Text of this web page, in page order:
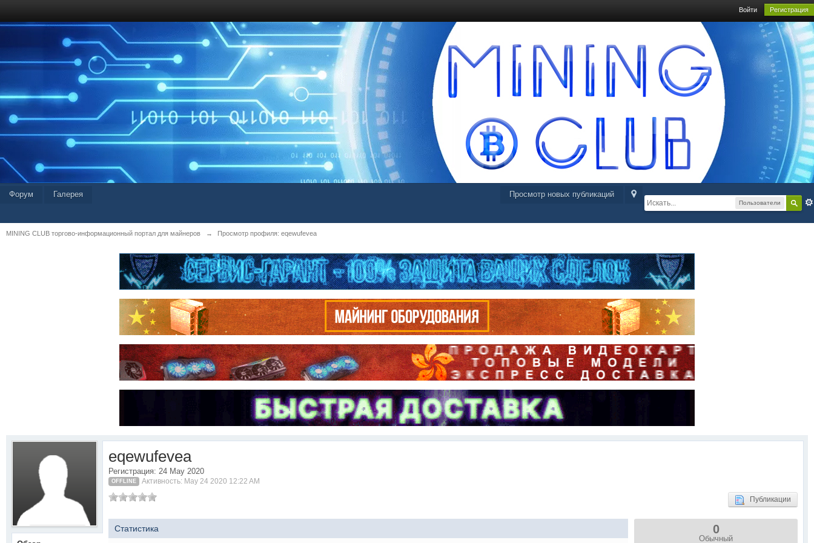
Войти Регистрация
Пользователи
Просмотр новых публикаций
Форум Галерея
MINING CLUB торгово-информационный портал для майнеров → Просмотр профиля: eqewufevea
eqewufevea
Регистрация: 24 May 2020
OFFLINE Активность: May 24 2020 12:22 AM
Публикации
Статистика 0
Обычный